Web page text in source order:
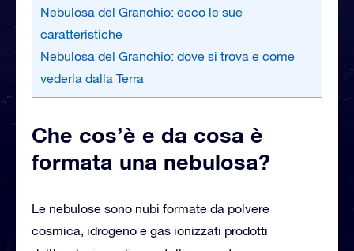
Nebulosa del Granchio: ecco le sue
caratteristiche
Nebulosa del Granchio: dove si trova e come
vederla dalla Terra
Che cos’è e da cosa è
formata una nebulosa?
Le nebulose sono nubi formate da polvere
cosmica, idrogeno e gas ionizzati prodotti